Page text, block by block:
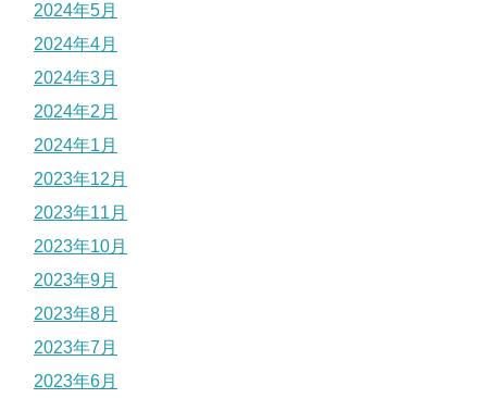
2024年5月
2024年4月
2024年3月
2024年2月
2024年1月
2023年12月
2023年11月
2023年10月
2023年9月
2023年8月
2023年7月
2023年6月